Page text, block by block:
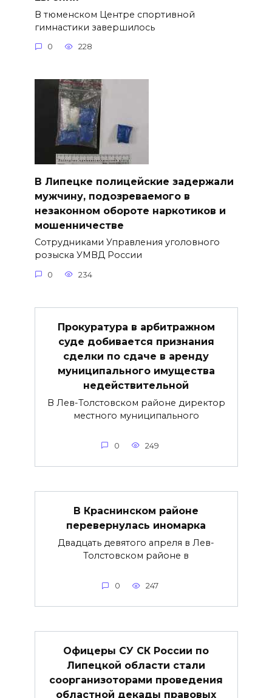
В тюменском Центре спортивной
гимнастики завершилось
0 228
В Липецке полицейские задержали
мужчину, подозреваемого в
незаконном обороте наркотиков и
мошенничестве
Сотрудниками Управления уголовного
розыска УМВД России
0 234
Прокуратура в арбитражном
суде добивается признания
сделки по сдаче в аренду
муниципального имущества
недействительной
В Лев-Толстовском районе директор
местного муниципального
0 249
В Краснинском районе
перевернулась иномарка
Двадцать девятого апреля в Лев-
Толстовском районе в
0 247
Офицеры СУ СК России по
Липецкой области стали
соорганизоторами проведения
областной декады правовых